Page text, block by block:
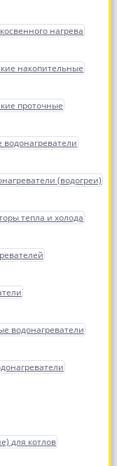
нагрева
накопительные
проточные
водонагреватели
(водогреи)
тепла и холода
водонагреватели
для котлов